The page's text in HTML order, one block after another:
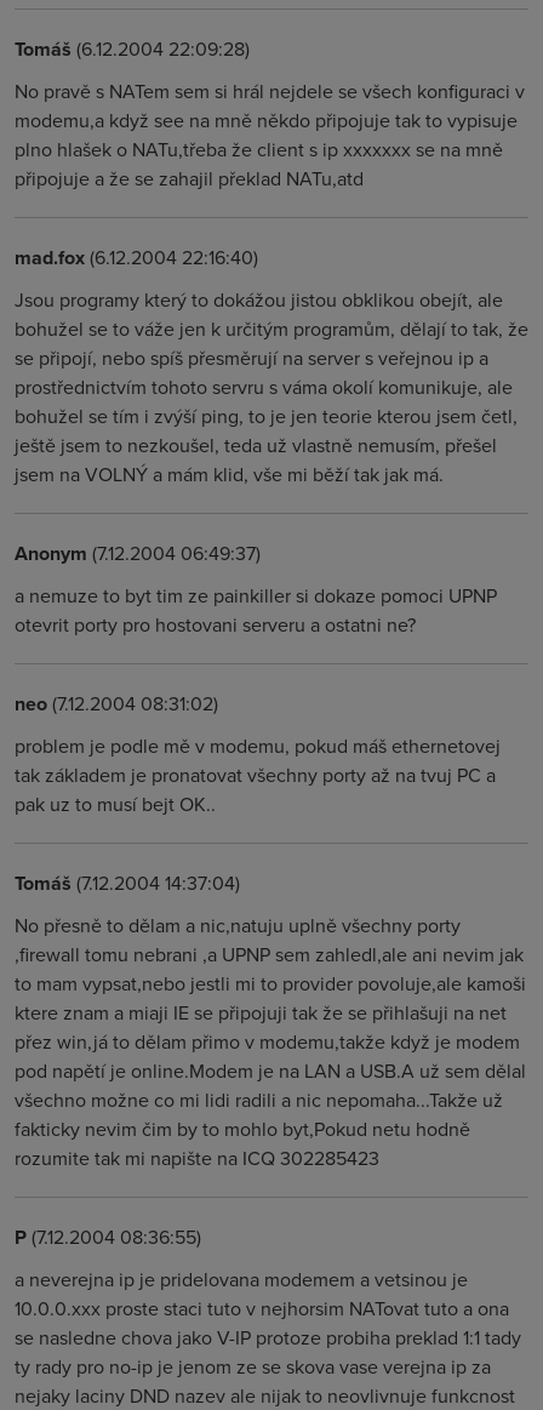
Tomáš (6.12.2004 22:09:28)
No pravě s NATem sem si hrál nejdele se všech konfiguraci v
modemu,a když see na mně někdo připojuje tak to vypisuje
plno hlašek o NATu,třeba že client s ip xxxxxxx se na mně
připojuje a že se zahajil překlad NATu,atd
mad.fox(6.12.2004 22:16:40)
Jsou programy který to dokážou jistou obklikou obejít, ale
bohužel se to váže jen k určitým programům, dělají to tak, že
se připojí, nebo spíš přesměrují na server s veřejnou ip a
prostřednictvím tohoto servru s váma okolí komunikuje, ale
bohužel se tím i zvýší ping, to je jen teorie kterou jsem četl,
ještě jsem to nezkoušel, teda už vlastně nemusím, přešel
jsem na VOLNÝ a mám klid, vše mi běží tak jak má.
Anonym (7.12.2004 06:49:37)
a nemuze to byt tim ze painkiller si dokaze pomoci UPNP
otevrit porty pro hostovani serveru a ostatni ne?
neo(7.12.2004 08:31:02)
problem je podle mě v modemu, pokud máš ethernetovej
tak základem je pronatovat všechny porty až na tvuj PC a
pak uz to musí bejt OK..
Tomáš (7.12.2004 14:37:04)
No přesně to dělam a nic,natuju uplně všechny porty
,firewall tomu nebrani ,a UPNP sem zahledl,ale ani nevim jak
to mam vypsat,nebo jestli mi to provider povoluje,ale kamoši
ktere znam a miaji IE se připojuji tak že se přihlašuji na net
přez win,já to dělam přimo v modemu,takže když je modem
pod napětí je online.Modem je na LAN a USB.A už sem dělal
všechno možne co mi lidi radili a nic nepomaha...Takže už
fakticky nevim čim by to mohlo byt,Pokud netu hodně
rozumite tak mi napište na ICQ 302285423
P(7.12.2004 08:36:55)
a neverejna ip je pridelovana modemem a vetsinou je
10.0.0.xxx proste staci tuto v nejhorsim NATovat tuto a ona
se nasledne chova jako V-IP protoze probiha preklad 1:1 tady
ty rady pro no-ip je jenom ze se skova vase verejna ip za
nejaky laciny DND nazev ale nijak to neovlivnuje funkcnost